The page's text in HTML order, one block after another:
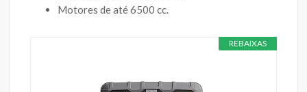
Motores de até 6500 cc.
REBAIXAS